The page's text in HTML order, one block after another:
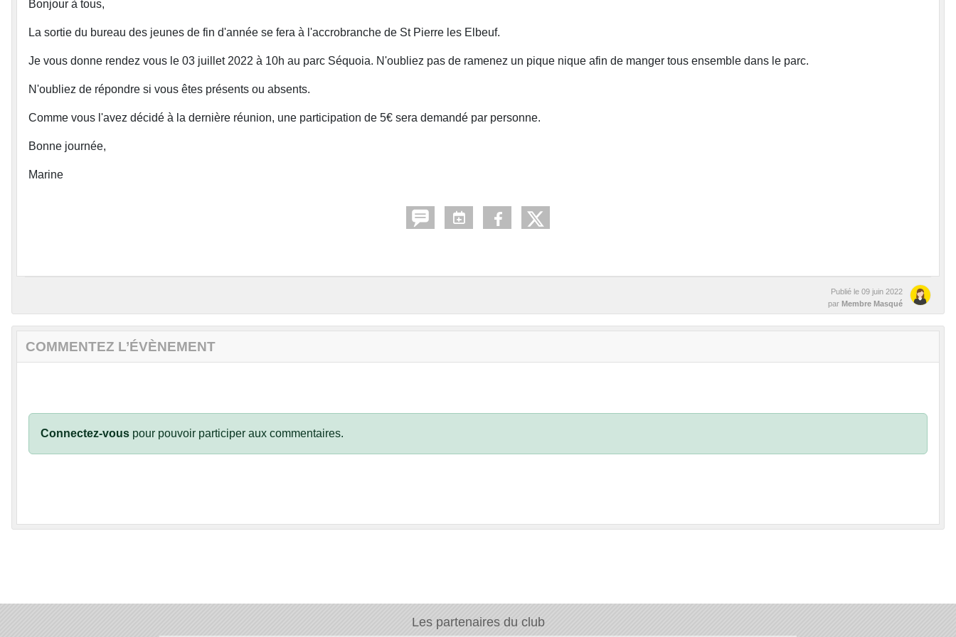
Bonjour à tous,
La sortie du bureau des jeunes de fin d'année se fera à l'accrobranche de St Pierre les Elbeuf.
Je vous donne rendez vous le 03 juillet 2022 à 10h au parc Séquoia. N'oubliez pas de ramenez un pique nique afin de manger tous ensemble dans le parc.
N'oubliez de répondre si vous êtes présents ou absents.
Comme vous l'avez décidé à la dernière réunion, une participation de 5€ sera demandé par personne.
Bonne journée,
Marine
Publié le 09 juin 2022
par Membre Masqué
COMMENTEZ L’ÉVÈNEMENT
Connectez-vous pour pouvoir participer aux commentaires.
Les partenaires du club